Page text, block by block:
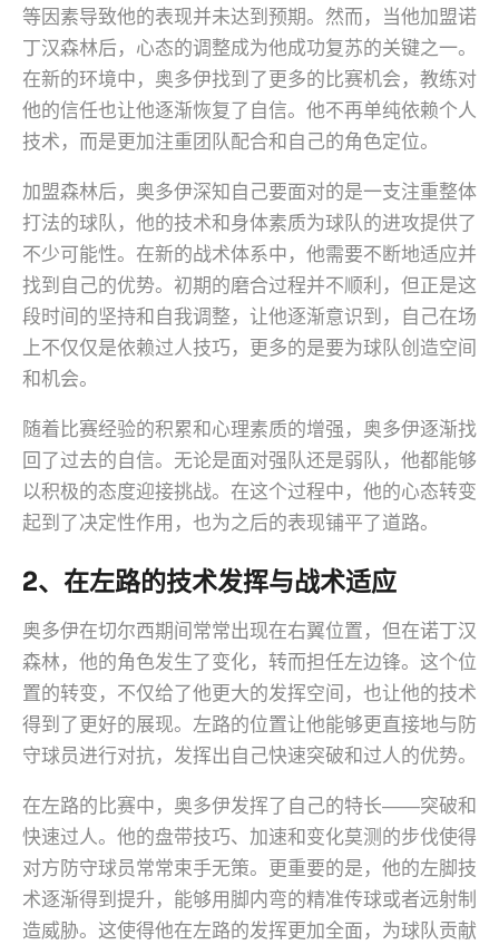
等因素导致他的表现并未达到预期。然而，当他加盟诺
丁汉森林后，心态的调整成为他成功复苏的关键之一。
在新的环境中，奥多伊找到了更多的比赛机会，教练对
他的信任也让他逐渐恢复了自信。他不再单纯依赖个人
技术，而是更加注重团队配合和自己的角色定位。
加盟森林后，奥多伊深知自己要面对的是一支注重整体
打法的球队，他的技术和身体素质为球队的进攻提供了
不少可能性。在新的战术体系中，他需要不断地适应并
找到自己的优势。初期的磨合过程并不顺利，但正是这
段时间的坚持和自我调整，让他逐渐意识到，自己在场
上不仅仅是依赖过人技巧，更多的是要为球队创造空间
和机会。
随着比赛经验的积累和心理素质的增强，奥多伊逐渐找
回了过去的自信。无论是面对强队还是弱队，他都能够
以积极的态度迎接挑战。在这个过程中，他的心态转变
起到了决定性作用，也为之后的表现铺平了道路。
2、在左路的技术发挥与战术适应
奥多伊在切尔西期间常常出现在右翼位置，但在诺丁汉
森林，他的角色发生了变化，转而担任左边锋。这个位
置的转变，不仅给了他更大的发挥空间，也让他的技术
得到了更好的展现。左路的位置让他能够更直接地与防
守球员进行对抗，发挥出自己快速突破和过人的优势。
在左路的比赛中，奥多伊发挥了自己的特长——突破和
快速过人。他的盘带技巧、加速和变化莫测的步伐使得
对方防守球员常常束手无策。更重要的是，他的左脚技
术逐渐得到提升，能够用脚内弯的精准传球或者远射制
造威胁。这使得他在左路的发挥更加全面，为球队贡献